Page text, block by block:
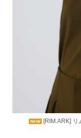
[RIM.ARK] リ